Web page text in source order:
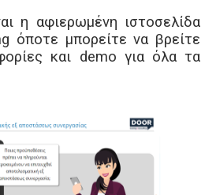
η αφιερωμένη ιστοσελίδα
όποτε μπορείτε να βρείτε
και demo για όλα τα